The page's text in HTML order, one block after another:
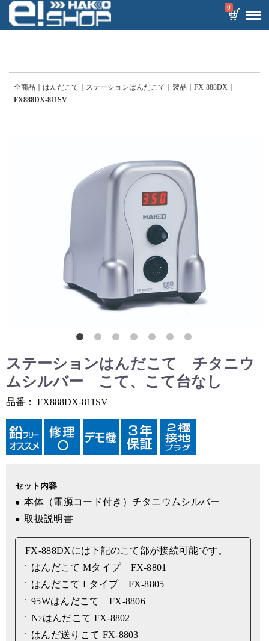
0
全商品 はんだこて ステーションはんだこて 製品
FX-888DX
FX888DX-811SV
ステーションはんだこて チタニウ
ムシルバー こて、こて台なし
品番： FX888DX-811SV
セット内容
本体（電源コード付き）チタニウムシルバー
取扱説明書
FX-888DXには下記のこて部が接続可能です。
はんだこて Mタイプ FX-8801
はんだこて Lタイプ FX-8805
95Wはんだこて FX-8806
N2はんだこて FX-8802
はんだ送りこて FX-8803